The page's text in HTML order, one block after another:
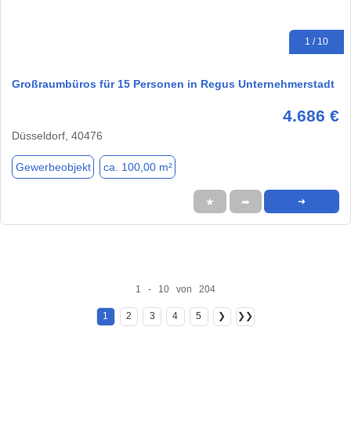
1 / 10
Großraumbüros für 15 Personen in Regus Unternehmerstadt
4.686 €
Düsseldorf, 40476
Gewerbeobjekt ca. 100,00 m²
★ ➦ ➜
1 - 10 von 204
1 2 3 4 5 ❯ ❯❯